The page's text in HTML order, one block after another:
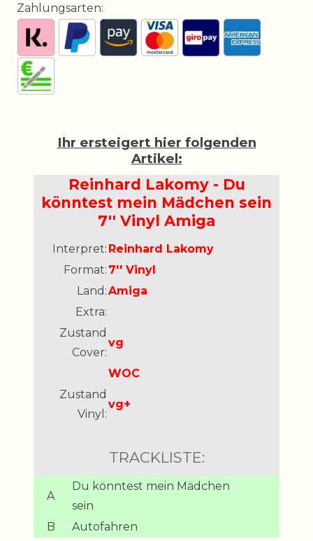
Zahlungsarten:
Ihr ersteigert hier folgenden
Artikel:
Reinhard Lakomy - Du
könntest mein Mädchen sein
7'' Vinyl Amiga
Interpret: Reinhard Lakomy
Format: 7'' Vinyl
Land:Amiga
Extra:
Zustand
Cover:
vg
WOC
Zustand
Vinyl:
vg+
TRACKLISTE:
A
Du könntest mein Mädchen
sein
B
Autofahren